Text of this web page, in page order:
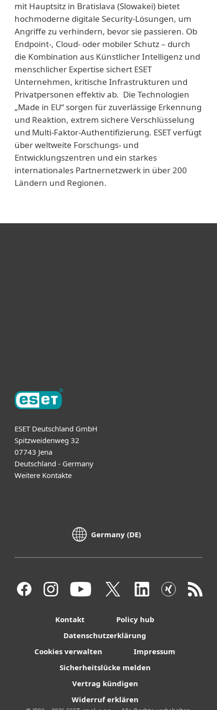
mit Hauptsitz in Bratislava (Slowakei) bietet
hochmoderne digitale Security-Lösungen, um
Angriffe zu verhindern, bevor sie passieren. Ob
Endpoint-, Cloud- oder mobiler Schutz – durch
die Kombination aus Künstlicher Intelligenz und
menschlicher Expertise sichert ESET
Unternehmen, kritische Infrastrukturen und
Privatpersonen effektiv ab. Die Technologien
„Made in EU“ sorgen für zuverlässige Erkennung
und Reaktion, extrem sichere Verschlüsselung
und Multi-Faktor-Authentifizierung. ESET verfügt
über weltweite Forschungs- und
Entwicklungszentren und ein starkes
internationales Partnernetzwerk in über 200
Ländern und Regionen.
ESET Deutschland GmbH
Spitzweidenweg 32
07743 Jena
Deutschland - Germany
Weitere Kontakte
Germany (DE)
Kontakt
Policy hub
Datenschutzerklärung
Cookies verwalten
Impressum
Sicherheitslücke melden
Vertrag kündigen
Widerruf erklären